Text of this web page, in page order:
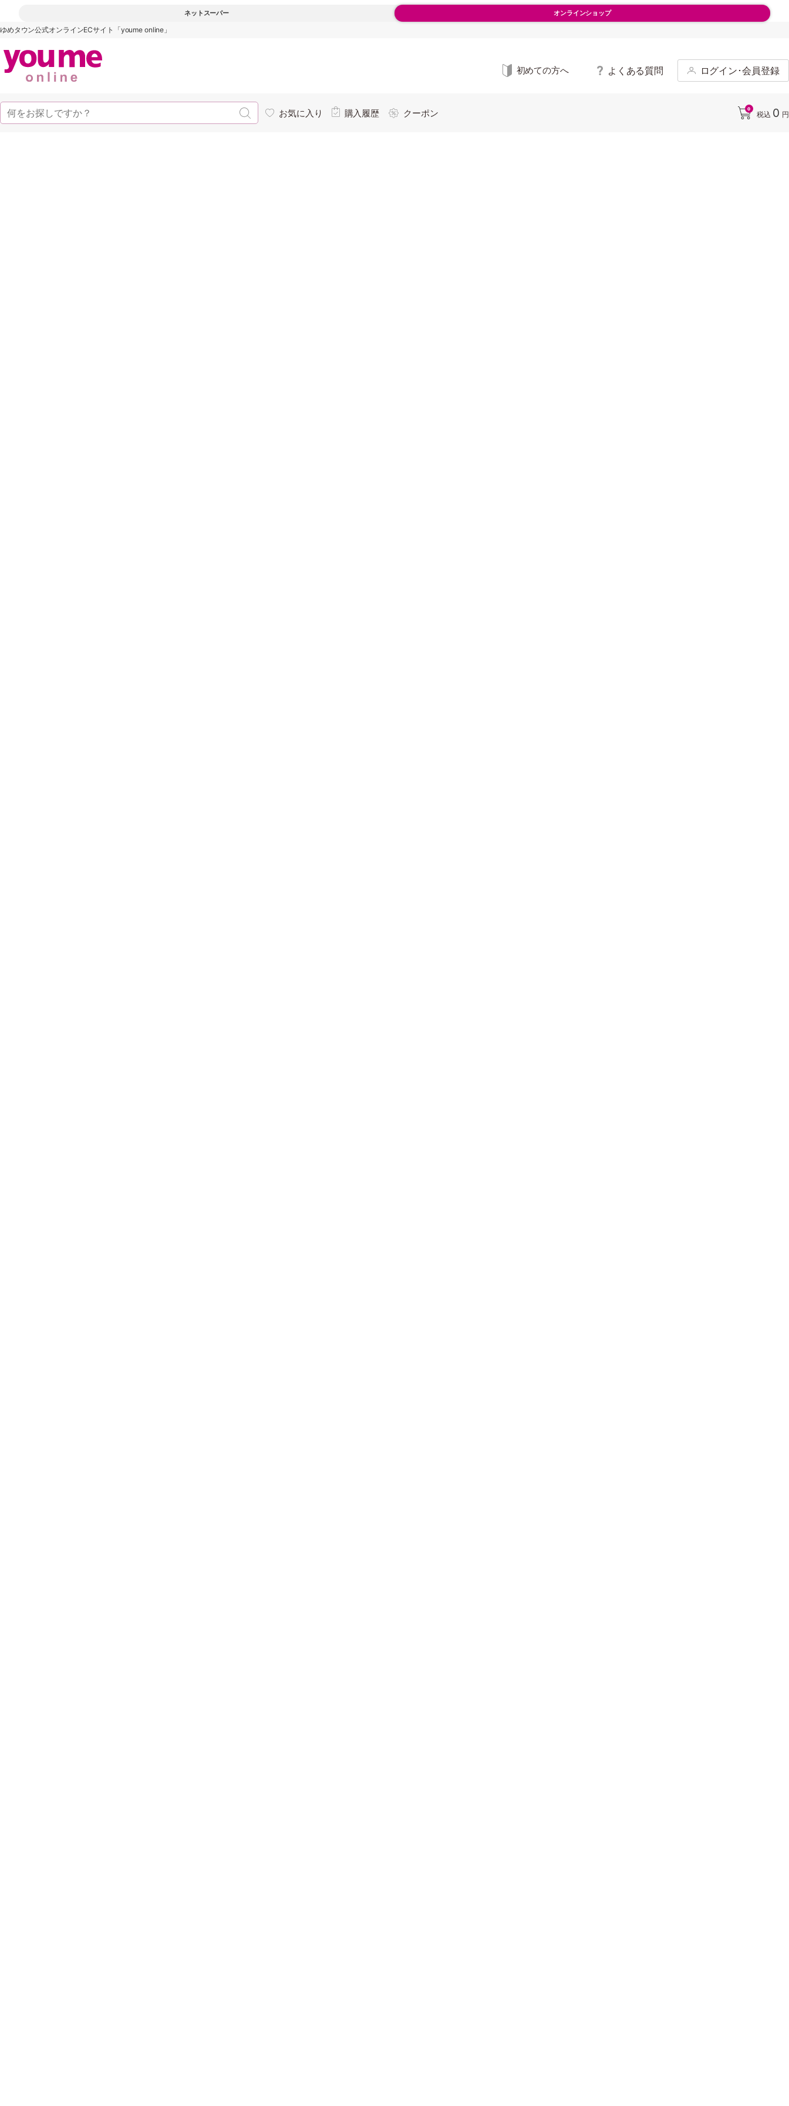
ネットスーパー オンラインショップ
ゆめタウン公式オンラインECサイト「youme online」
初めての方へ よくある質問 ログイン･会員登録
お気に入り 購入履歴 クーポン 0
税込 0 円